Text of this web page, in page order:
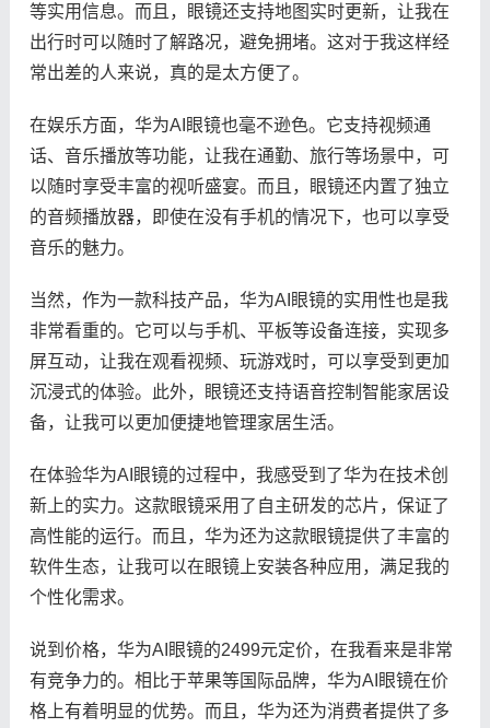
等实用信息。而且，眼镜还支持地图实时更新，让我在
出行时可以随时了解路况，避免拥堵。这对于我这样经
常出差的人来说，真的是太方便了。
在娱乐方面，华为AI眼镜也毫不逊色。它支持视频通
话、音乐播放等功能，让我在通勤、旅行等场景中，可
以随时享受丰富的视听盛宴。而且，眼镜还内置了独立
的音频播放器，即使在没有手机的情况下，也可以享受
音乐的魅力。
当然，作为一款科技产品，华为AI眼镜的实用性也是我
非常看重的。它可以与手机、平板等设备连接，实现多
屏互动，让我在观看视频、玩游戏时，可以享受到更加
沉浸式的体验。此外，眼镜还支持语音控制智能家居设
备，让我可以更加便捷地管理家居生活。
在体验华为AI眼镜的过程中，我感受到了华为在技术创
新上的实力。这款眼镜采用了自主研发的芯片，保证了
高性能的运行。而且，华为还为这款眼镜提供了丰富的
软件生态，让我可以在眼镜上安装各种应用，满足我的
个性化需求。
说到价格，华为AI眼镜的2499元定价，在我看来是非常
有竞争力的。相比于苹果等国际品牌，华为AI眼镜在价
格上有着明显的优势。而且，华为还为消费者提供了多